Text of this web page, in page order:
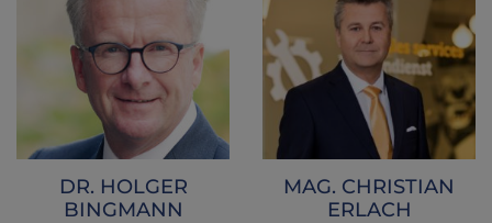
DR. HOLGER
BINGMANN
MAG. CHRISTIAN
ERLACH